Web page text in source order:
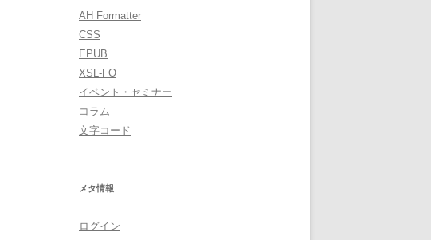
AH Formatter
CSS
EPUB
XSL-FO
イベント・セミナー
コラム
文字コード
メタ情報
ログイン